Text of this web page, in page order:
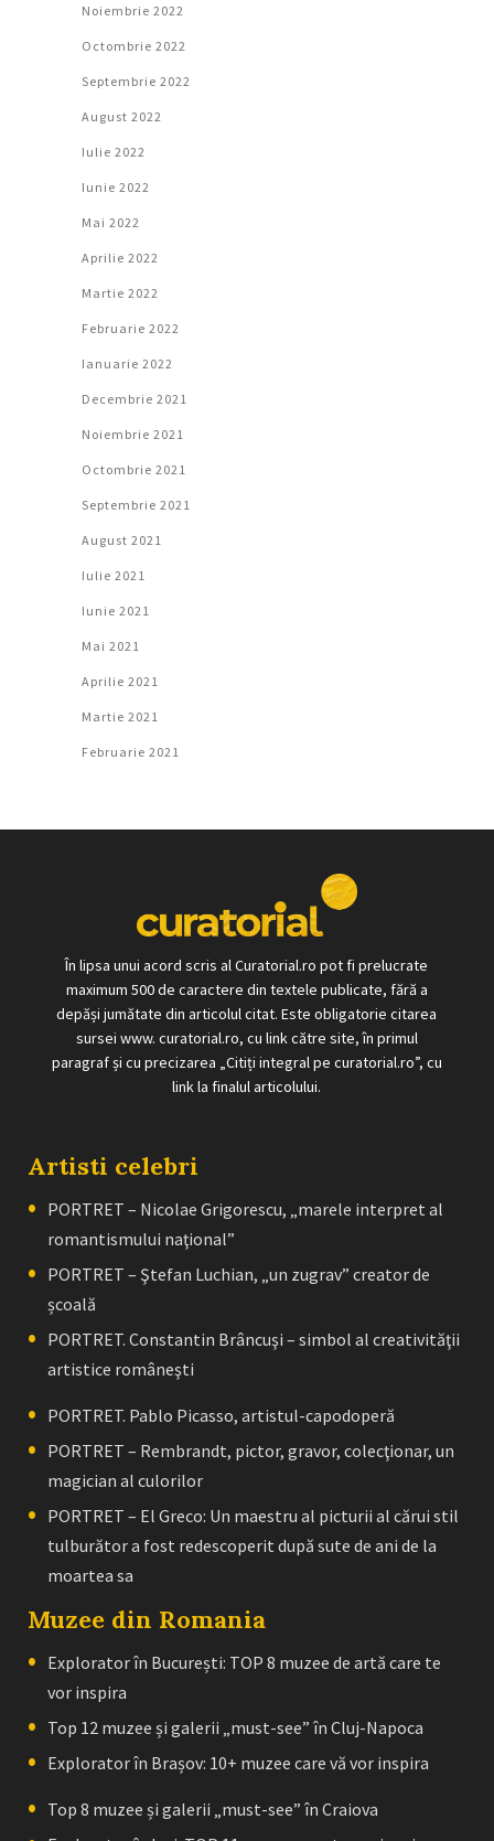
Noiembrie 2022
Octombrie 2022
Septembrie 2022
August 2022
Iulie 2022
Iunie 2022
Mai 2022
Aprilie 2022
Martie 2022
Februarie 2022
Ianuarie 2022
Decembrie 2021
Noiembrie 2021
Octombrie 2021
Septembrie 2021
August 2021
Iulie 2021
Iunie 2021
Mai 2021
Aprilie 2021
Martie 2021
Februarie 2021
În lipsa unui acord scris al Curatorial.ro pot fi prelucrate
maximum 500 de caractere din textele publicate, fără a
depăși jumătate din articolul citat. Este obligatorie citarea
sursei www. curatorial.ro, cu link către site, în primul
paragraf și cu precizarea „Citiți integral pe curatorial.ro”, cu
link la finalul articolului.
Artisti celebri
PORTRET – Nicolae Grigorescu, „marele interpret al
romantismului naţional”
PORTRET – Ştefan Luchian, „un zugrav” creator de
școală
PORTRET. Constantin Brâncuşi – simbol al creativităţii
artistice româneşti
PORTRET. Pablo Picasso, artistul-capodoperă
PORTRET – Rembrandt, pictor, gravor, colecţionar, un
magician al culorilor
PORTRET – El Greco: Un maestru al picturii al cărui stil
tulburător a fost redescoperit după sute de ani de la
moartea sa
Muzee din Romania
Explorator în București: TOP 8 muzee de artă care te
vor inspira
Top 12 muzee și galerii „must-see” în Cluj-Napoca
Explorator în Brașov: 10+ muzee care vă vor inspira
Top 8 muzee și galerii „must-see” în Craiova